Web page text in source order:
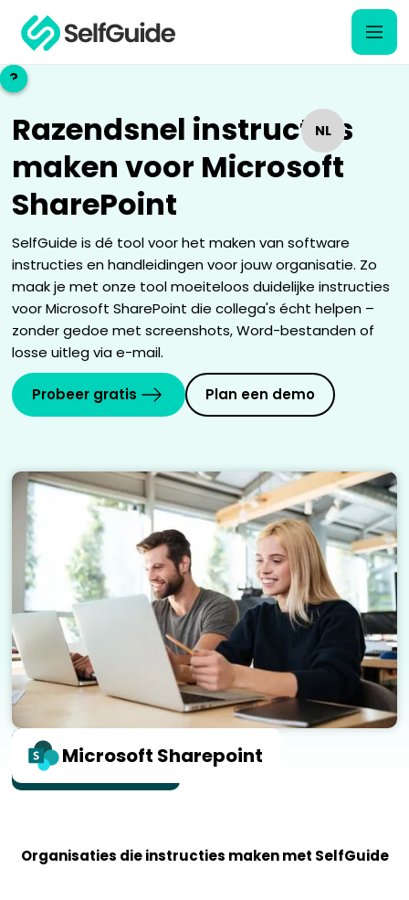
NL
EN
?
NL
EN
?
Razendsnel instructies
maken voor Microsoft
SharePoint
SelfGuide is dé tool voor het maken van software
instructies en handleidingen voor jouw organisatie. Zo
maak je met onze tool moeiteloos duidelijke instructies
voor Microsoft SharePoint die collega's écht helpen –
zonder gedoe met screenshots, Word-bestanden of
losse uitleg via e-mail.
Probeer gratis Plan een demo
10x sneller
instructies maken
Microsoft Sharepoint
Organisaties die instructies maken met SelfGuide